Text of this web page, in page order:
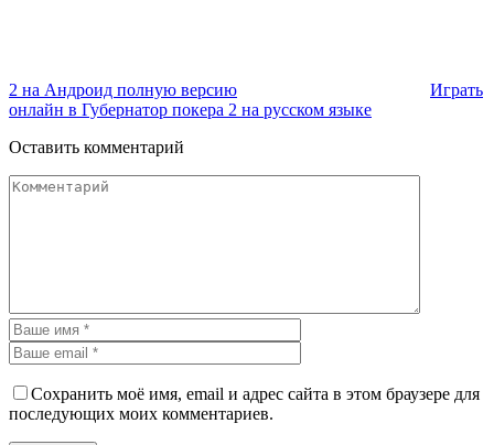
2 на Андроид полную версию
Играть
онлайн в Губернатор покера 2 на русском языке
Оставить комментарий
Сохранить моё имя, email и адрес сайта в этом браузере для
последующих моих комментариев.